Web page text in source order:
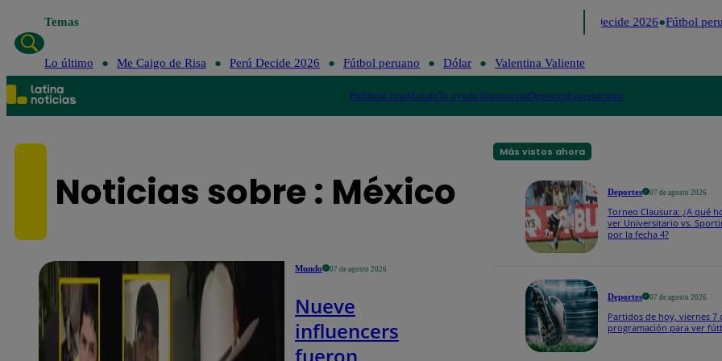
Temas Perú Decide 2026 Fútbol
Lo último Me Caigo de Risa Perú Decide 2026 Fútbol peruano Dólar Valentina Valiente
PolíticaLimaMundoTe ayudoTendenciasDeportesEspectáculos
Noticias sobre : México
Mundo 07 de agosto 2026
Nueve
influencers
Más vistos ahora
Deportes 07 de agosto 2026
Torneo Clausura: ¿A qué
ver Universitario vs.
por la fecha 4?
Deportes 07 de agosto 2026
Partidos de hoy, viernes 7
programación para ver